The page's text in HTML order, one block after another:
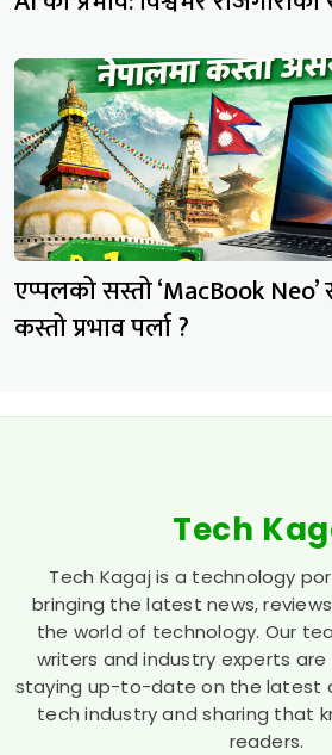
एप्पलको सस्तो ‘MacBook Neo’
कस्तो प्रभाव पर्ला ?
Tech
Tech Kagaj is a technology
bringing the latest news,
the world of technology. Our
writers and industry experts
staying up-to-date on the latest
tech industry and sharing that
readers.